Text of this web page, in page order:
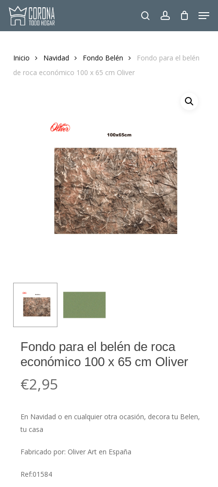
Skip
main
searchaccount
Inicio Navidad Fondo Belén
Fondo para el belén
de roca económico 100 x 65 cm Oliver
Fondo para el belén de roca
económico 100 x 65 cm Oliver
€2,95
En Navidad o en cualquier otra ocasión, decora tu Belen,
tu casa
Fabricado por: Oliver Art en España
Ref:01584